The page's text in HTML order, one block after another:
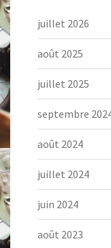
juillet 2026
août 2025
juillet 2025
septembre
août 2024
juillet 2024
juin 2024
août 2023